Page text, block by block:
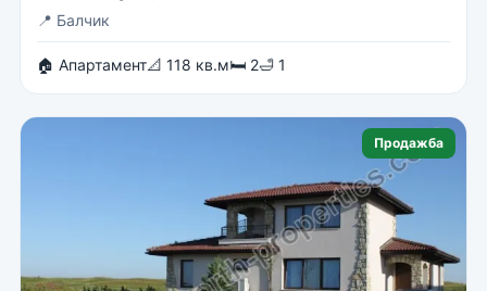
📍 Балчик
🏠 Апартамент📐 118 кв.м🛏 2🛁 1
Продажба